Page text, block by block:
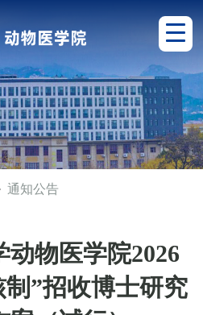
通知公告
动物医学院2026
”招收博士研究